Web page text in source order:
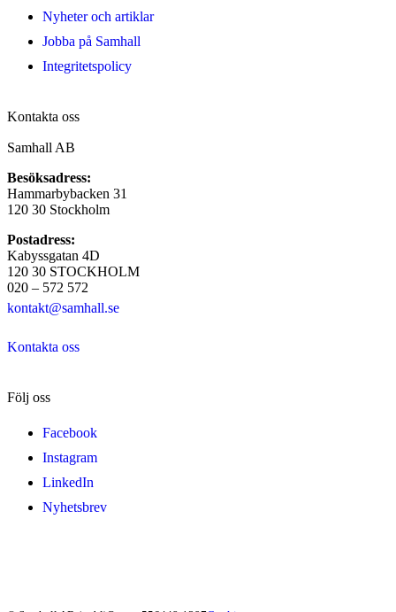
Nyheter och artiklar
Jobba på Samhall
Integritetspolicy
Kontakta oss
Samhall AB
Besöksadress:
Hammarbybacken 31
120 30 Stockholm
Postadress:
Kabyssgatan 4D
120 30 STOCKHOLM
020 – 572 572
kontakt@samhall.se
Kontakta oss
Följ oss
Facebook
Instagram
LinkedIn
Nyhetsbrev